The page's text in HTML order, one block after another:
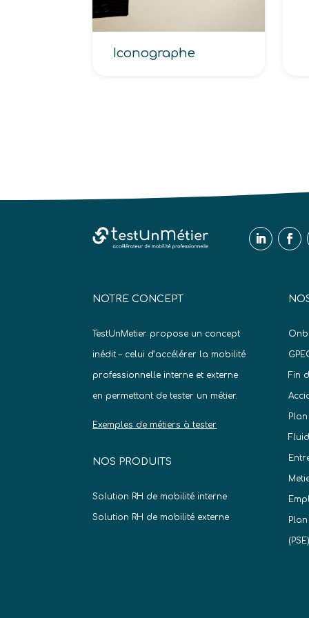
Iconographe
NOTRE CONCEPT
TestUnMetier propose un concept
inédit – celui d’accélérer la mobilité
professionnelle interne et externe
en permettant de tester un métier.
Exemples de métiers à tester
NOS PRODUITS
Solution RH de mobilité interne
Solution RH de mobilité externe
Fin
(PSE)